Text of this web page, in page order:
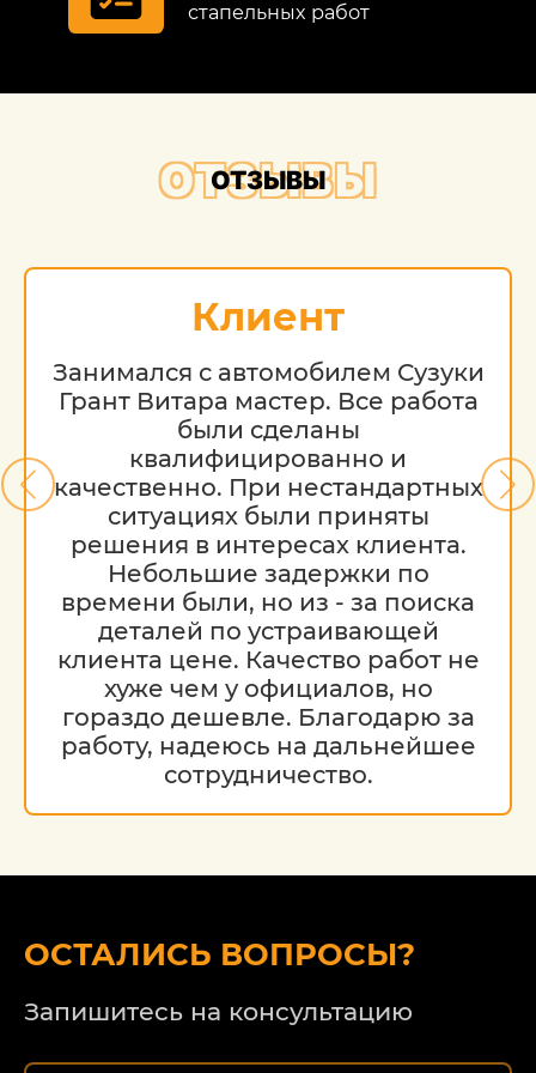
стапельных работ
ОТЗЫВЫ
ОТЗЫВЫ
Клиент
Занимался с автомобилем Сузуки
Грант Витара мастер. Все работа
были сделаны
квалифицированно и
качественно. При нестандартных
ситуациях были приняты
решения в интересах клиента.
Небольшие задержки по
времени были, но из - за поиска
деталей по устраивающей
клиента цене. Качество работ не
хуже чем у официалов, но
гораздо дешевле. Благодарю за
работу, надеюсь на дальнейшее
сотрудничество.
ОСТАЛИСЬ ВОПРОСЫ?
Запишитесь на консультацию